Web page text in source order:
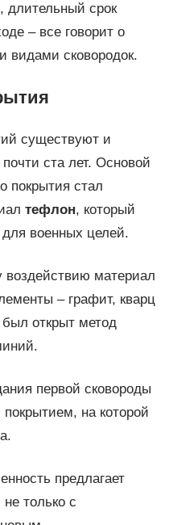
длительный срок
– все говорит о
видами сковородок.
существуют и
ста лет. Основой
покрытия стал
тефлон, который
военных целей.
воздействию материал
– графит, кварц
открыт метод
первой сковороды
на которой
предлагает
только с